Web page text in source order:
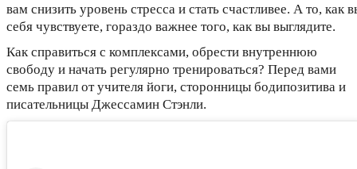
вам снизить уровень стресса и стать счастливее. А то, как
себя чувствуете, гораздо важнее того, как вы выглядите.
Как справиться с комплексами, обрести внутреннюю
свободу и начать регулярно тренироваться? Перед вами
семь правил от учителя йоги, сторонницы бодипозитива и
писательницы Джессамин Стэнли.